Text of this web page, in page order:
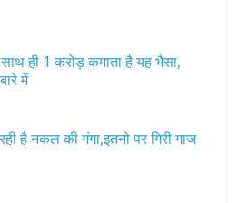
ही 1 करोड़ कमाता है यह भैसा,
में
है नकल की गंगा,इतनो पर गिरी गाज